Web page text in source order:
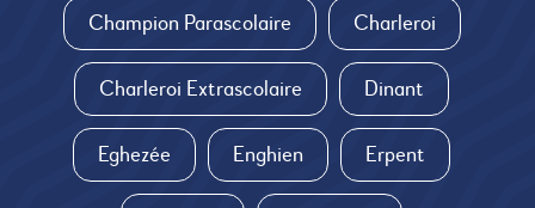
Champion Parascolaire Charleroi
Charleroi Extrascolaire Dinant
Eghezée Enghien Erpent